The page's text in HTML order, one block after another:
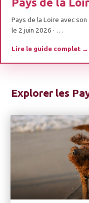
Pays de la Loire avec
le 2 juin 2026 · …
Lire le guide complet →
Explorer les